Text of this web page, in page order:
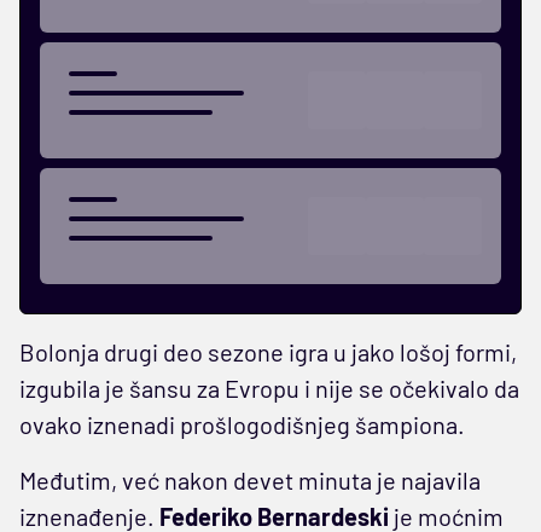
Bolonja drugi deo sezone igra u jako lošoj formi,
izgubila je šansu za Evropu i nije se očekivalo da
ovako iznenadi prošlogodišnjeg šampiona.
Međutim, već nakon devet minuta je najavila
iznenađenje. Federiko Bernardeski je moćnim